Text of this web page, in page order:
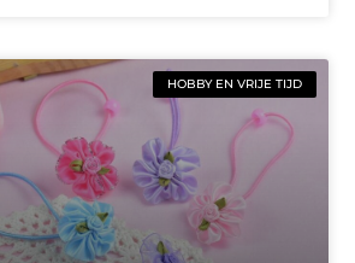
HOBBY EN VRIJE TIJD